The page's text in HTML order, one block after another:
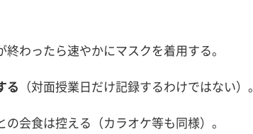
わったら速やかにマスクを着用する。
る （対面授業日だけ記録するわけではない）。
会食は控える（カラオケ等も同様）。